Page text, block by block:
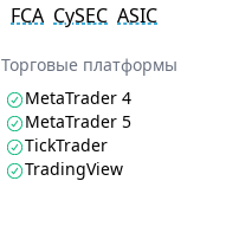
FCA CySEC ASIC
Торговые платформы
MetaTrader 4
MetaTrader 5
TickTrader
TradingView